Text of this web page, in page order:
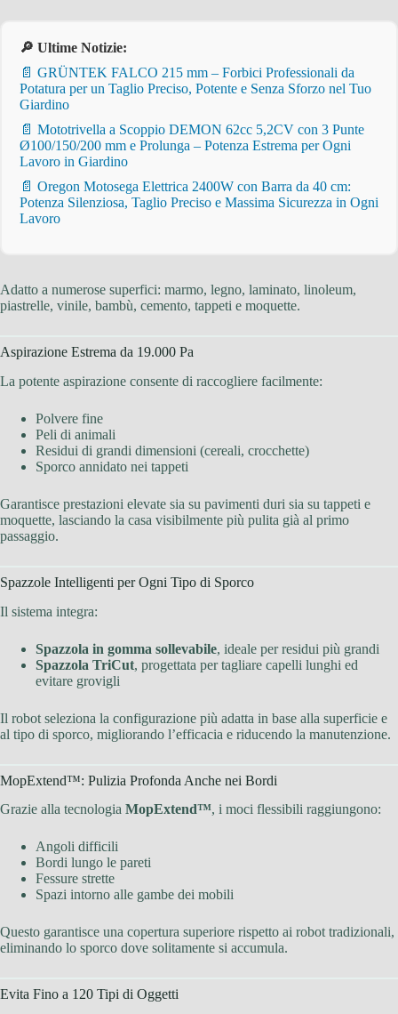
🔎 Ultime Notizie:
📄 GRÜNTEK FALCO 215 mm – Forbici Professionali da
Potatura per un Taglio Preciso, Potente e Senza Sforzo nel Tuo
Giardino
📄 Mototrivella a Scoppio DEMON 62cc 5,2CV con 3 Punte
Ø100/150/200 mm e Prolunga – Potenza Estrema per Ogni
Lavoro in Giardino
📄 Oregon Motosega Elettrica 2400W con Barra da 40 cm:
Potenza Silenziosa, Taglio Preciso e Massima Sicurezza in Ogni
Lavoro
Adatto a numerose superfici: marmo, legno, laminato, linoleum,
piastrelle, vinile, bambù, cemento, tappeti e moquette.
Aspirazione Estrema da 19.000 Pa
La potente aspirazione consente di raccogliere facilmente:
Polvere fine
Peli di animali
Residui di grandi dimensioni (cereali, crocchette)
Sporco annidato nei tappeti
Garantisce prestazioni elevate sia su pavimenti duri sia su tappeti e
moquette, lasciando la casa visibilmente più pulita già al primo
passaggio.
Spazzole Intelligenti per Ogni Tipo di Sporco
Il sistema integra:
Spazzola in gomma sollevabile, ideale per residui più grandi
Spazzola TriCut, progettata per tagliare capelli lunghi ed
evitare grovigli
Il robot seleziona la configurazione più adatta in base alla superficie e
al tipo di sporco, migliorando l’efficacia e riducendo la manutenzione.
MopExtend™: Pulizia Profonda Anche nei Bordi
Grazie alla tecnologia MopExtend™, i moci flessibili raggiungono:
Angoli difficili
Bordi lungo le pareti
Fessure strette
Spazi intorno alle gambe dei mobili
Questo garantisce una copertura superiore rispetto ai robot tradizionali,
eliminando lo sporco dove solitamente si accumula.
Evita Fino a 120 Tipi di Oggetti